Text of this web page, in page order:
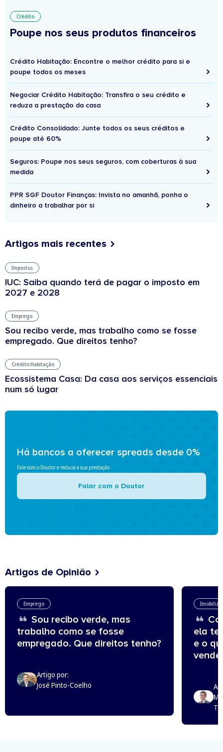
Crédito
Poupe nos seus produtos financeiros
Crédito Habitação: Encontre o melhor crédito para si e
poupe todos os meses
Negociar Crédito Habitação: Transfira o seu crédito e
reduza a prestação da casa
Crédito Consolidado: Junte todos os seus créditos e
poupe até 60%
Seguros: Poupe nos seus seguros, com coberturas à sua
medida
PPR SGF Doutor Finanças: Invista no amanhã, ponha o
dinheiro a trabalhar por si
Artigos mais recentes
Impostos
IUC: Saiba quando terá de pagar o imposto em
2027 e 2028
Emprego
Sou recibo verde, mas trabalho como se fosse
empregado. Que direitos tenho?
Crédito Habitação
Ecossistema Casa: Da casa aos serviços essenciais
num só lugar
Há bancos a oferecer spreads desde 0%
Fale com o Doutor e reduza a sua prestação
Falar com o Doutor
Artigos de Opinião
Emprego
Sou recibo verde, mas
trabalho como se fosse
empregado. Que direitos tenho?
Artigo por:
José Pinto-Coelho
ela
e o